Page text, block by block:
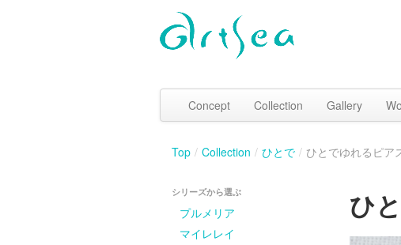
Concept Collection Gallery
Top / Collection / ひとで / ひとでゆれるピア
シリーズから選ぶ
プルメリア
マイレレイ
ひ